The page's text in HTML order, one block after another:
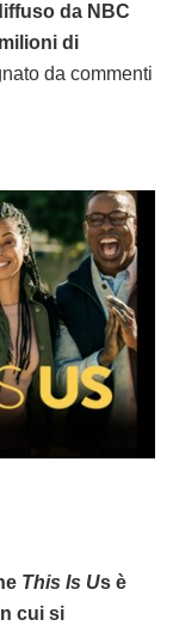
da NBC
di
da commenti
This Is Us è
cui si